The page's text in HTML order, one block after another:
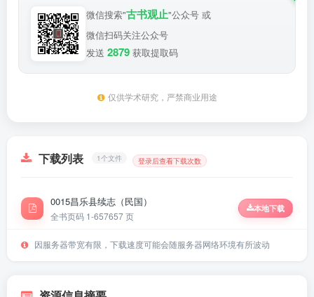
微信搜索"古书观止"公众号 或
微信扫码关注公众号
发送 2879 获取提取码
仅供学术研究，严禁商业用途
下载列表 1个文件 登录后查看下载次数
0015昌乐县续志（民国）
全书页码 1-657657 页
本地下载
因服务器带宽有限，下载速度可能会随服务器网络环境有所波动